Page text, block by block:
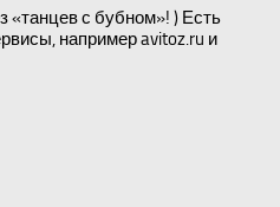
«танцев с бубном»! ) Есть
например avitoz.ru и